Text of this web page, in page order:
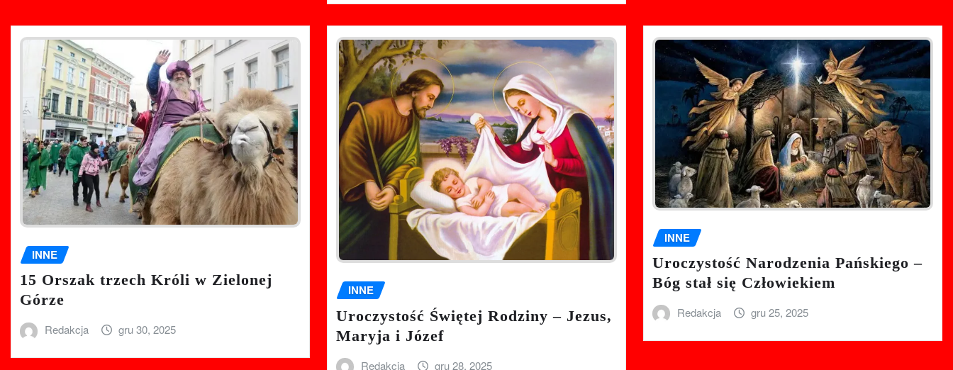
INNE
15 Orszak trzech Króli w Zielonej
Górze
Redakcja gru 30, 2025
INNE
Uroczystość Świętej Rodziny – Jezus,
Maryja i Józef
Redakcja gru 28, 2025
INNE
Uroczystość Narodzenia Pańskiego –
Bóg stał się Człowiekiem
Redakcja gru 25, 2025